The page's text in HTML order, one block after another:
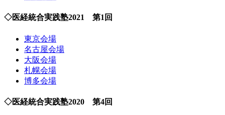
◇医経統合実践塾2021 第1回
東京会場
名古屋会場
大阪会場
札幌会場
博多会場
◇医経統合実践塾2020 第4回